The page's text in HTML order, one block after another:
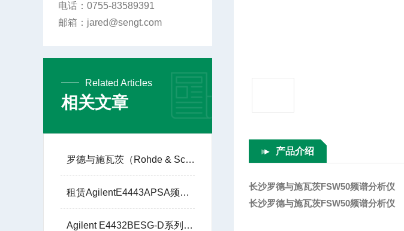
产品介绍
长沙罗德与施瓦茨FSW50频谱分析仪
长沙罗德与施瓦茨FSW50频谱分析仪
电话：0755-83589391
邮箱：jared@sengt.com
Related Articles
相关文章
罗德与施瓦茨（Rohde & Schwarz）的 R&S®SMW200A
租赁AgilentE4443APSA频谱分析仪现货3Hz-6.7G
Agilent E4432BESG-D系列250K至3G信号发生器租赁